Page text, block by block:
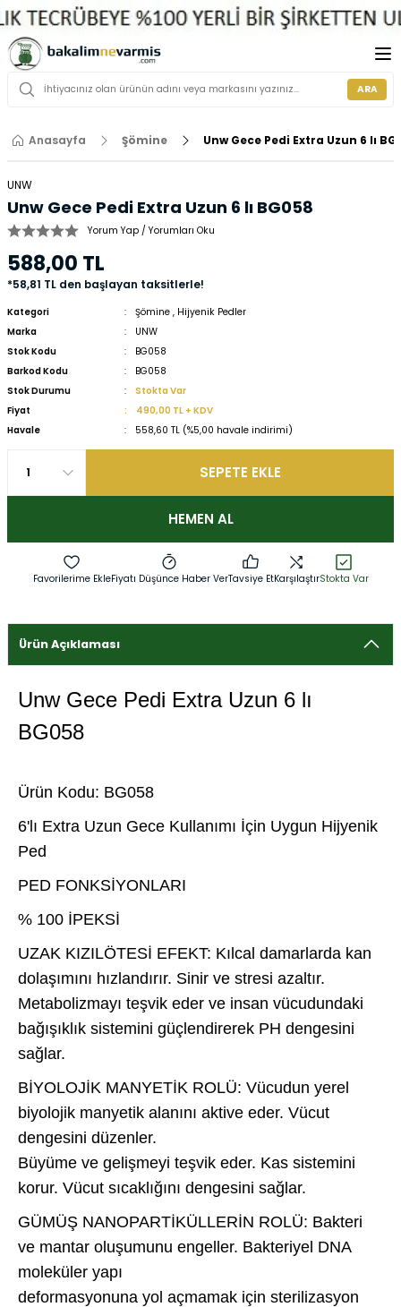
ARA
Anasayfa Şömine Unw Gece Pedi Extra Uzun 6 lı
UNW
Unw Gece Pedi Extra Uzun 6 lı BG058
Yorum Yap / Yorumları Oku
588,00 TL
*58,81 TL den başlayan taksitlerle!
Kategori Şömine , Hijyenik Pedler
Marka
UNW
Stok Kodu
BG058
Barkod Kodu
BG058
Stok Durumu
Stokta Var
Fiyat
490,00 TL + KDV
Havale
558,60 TL (%5,00 havale indirimi)
SEPETE EKLE
HEMEN AL
Fiyatı Düşünce Haber VerTavsiye EtKarşılaştırStokta Var
Ürün Açıklaması
Unw Gece Pedi Extra Uzun 6 lı
BG058
Ürün Kodu: BG058
6'lı Extra Uzun Gece Kullanımı İçin Uygun Hijyenik
Ped
PED FONKSİYONLARI
% 100 İPEKSİ
UZAK KIZILÖTESİ EFEKT: Kılcal damarlarda kan
dolaşımını hızlandırır. Sinir ve stresi azaltır.
Metabolizmayı teşvik eder ve insan vücudundaki
bağışıklık sistemini güçlendirerek PH dengesini
sağlar.
BİYOLOJİK MANYETİK ROLÜ: Vücudun yerel
biyolojik manyetik alanını aktive eder. Vücut
dengesini düzenler.
Büyüme ve gelişmeyi teşvik eder. Kas sistemini
korur. Vücut sıcaklığını dengesini sağlar.
GÜMÜŞ NANOPARTİKÜLLERİN ROLÜ: Bakteri
ve mantar oluşumunu engeller. Bakteriyel DNA
moleküler yapı
deformasyonuna yol açmamak için sterilizasyon